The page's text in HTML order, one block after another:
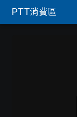
PTT消費區